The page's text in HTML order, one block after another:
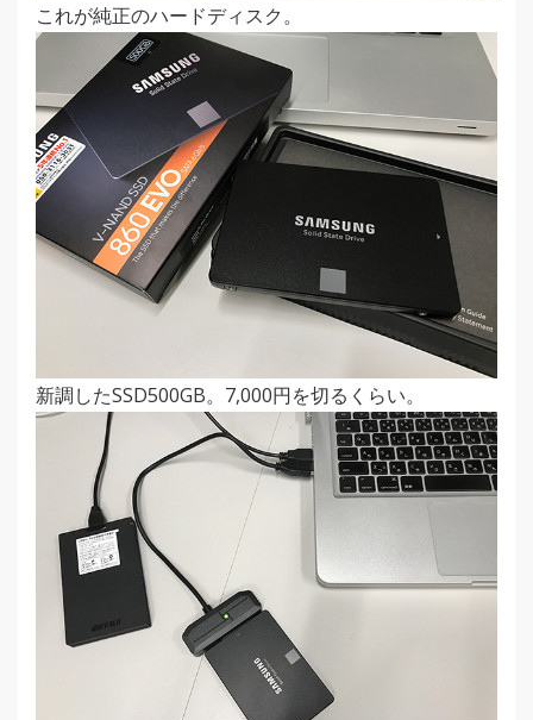
これが純正のハードディスク。
新調したSSD500GB。7,000円を切るくらい。